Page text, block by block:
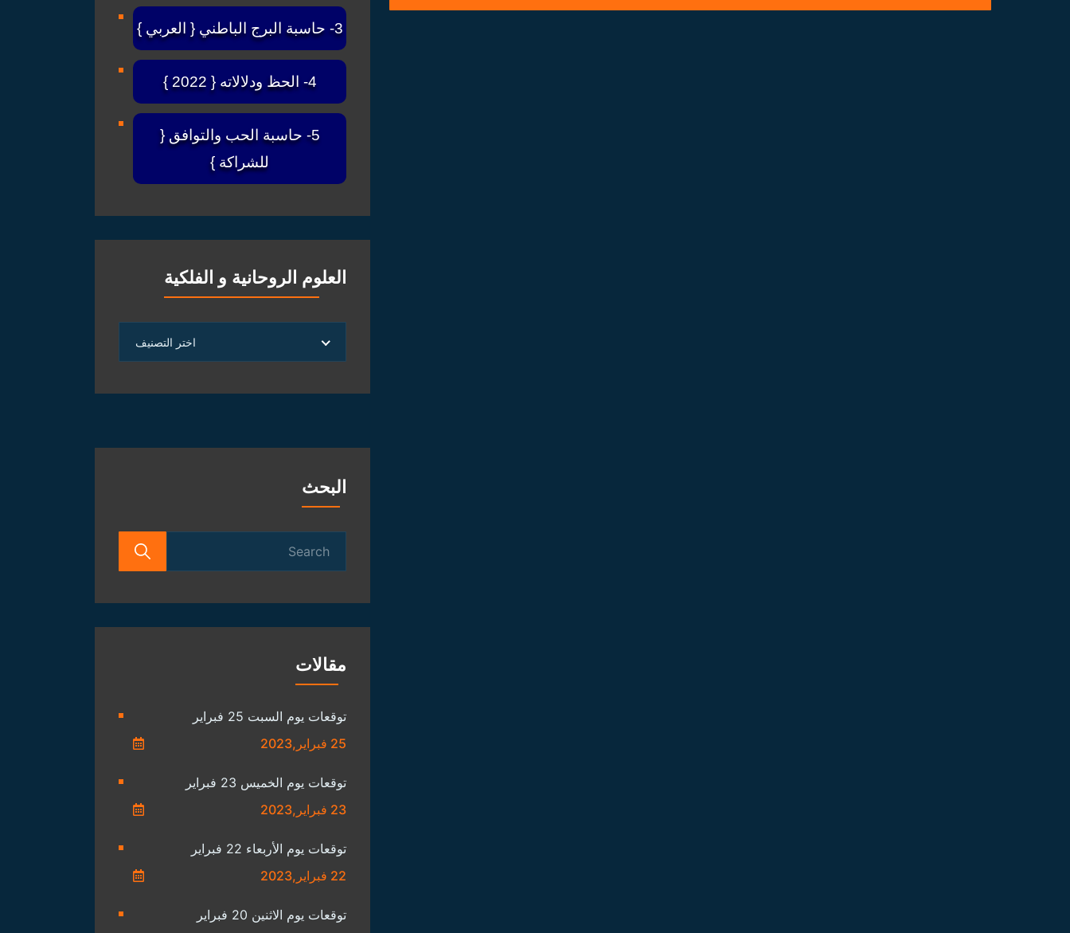
3- حاسبة البرج الباطني { العربي }
4- الحظ ودلالاته { 2022 }
5- حاسبة الحب والتوافق {
للشراكة }
العلوم الروحانية و الفلكية
الروحانية
الفلكية
اختر التصنيف
البحث
مقالات
توقعات يوم السبت 25 فبراير
25 فبراير,2023
توقعات يوم الخميس 23 فبراير
23 فبراير,2023
توقعات يوم الأربعاء 22 فبراير
22 فبراير,2023
توقعات يوم الاثنين 20 فبراير